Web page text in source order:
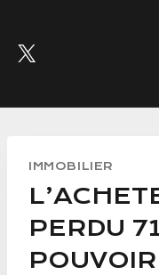
content
IMMOBILIER
PERDU